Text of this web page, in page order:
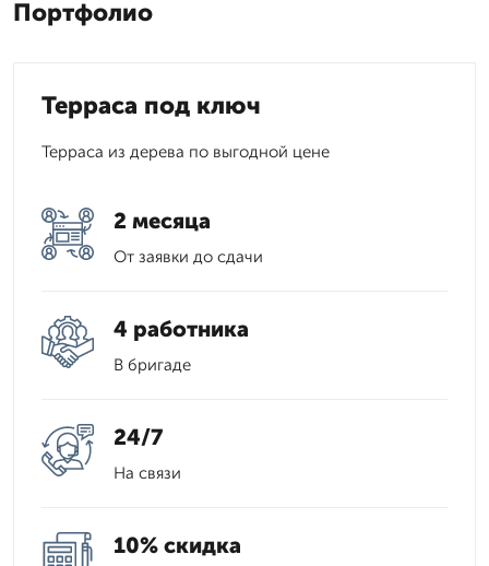
Портфолио
Терраса под ключ
Терраса из дерева по выгодной цене
2 месяца
От заявки до сдачи
4 работника
В бригаде
24/7
На связи
10% скидка